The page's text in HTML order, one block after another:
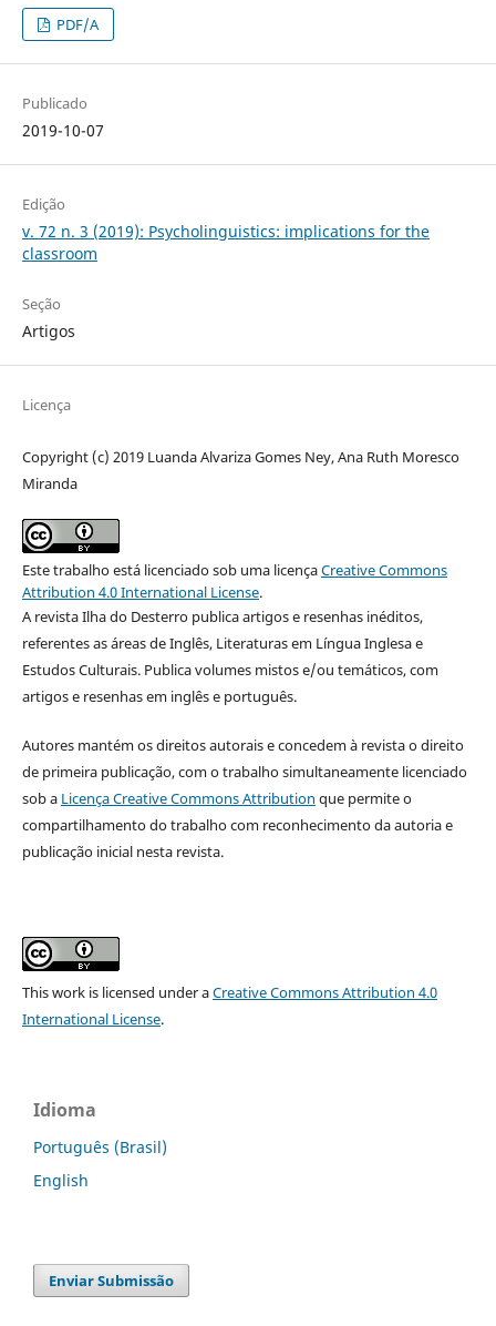
PDF/A
Publicado
2019-10-07
Edição
v. 72 n. 3 (2019): Psycholinguistics: implications for the
classroom
Seção
Artigos
Licença
Copyright (c) 2019 Luanda Alvariza Gomes Ney, Ana Ruth Moresco
Miranda
Este trabalho está licenciado sob uma licençaCreative Commons
Attribution 4.0 International License.
A revista Ilha do Desterro publica artigos e resenhas inéditos,
referentes as áreas de Inglês, Literaturas em Língua Inglesa e
Estudos Culturais. Publica volumes mistos e/ou temáticos, com
artigos e resenhas em inglês e português.
Autores mantém os direitos autorais e concedem à revista o direito
de primeira publicação, com o trabalho simultaneamente licenciado
sob a Licença Creative Commons Attribution que permite o
compartilhamento do trabalho com reconhecimento da autoria e
publicação inicial nesta revista.
This work is licensed under aCreative Commons Attribution 4.0
International License.
Idioma
Português (Brasil)
English
Enviar Submissão